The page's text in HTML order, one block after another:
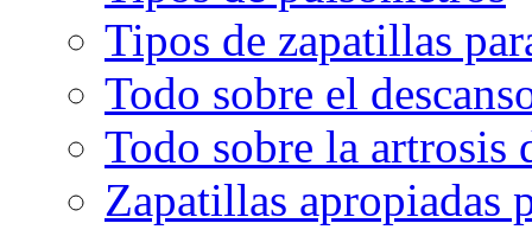
Tipos de zapatillas
Todo sobre el
Todo sobre la artrosis
Zapatillas apropiadas